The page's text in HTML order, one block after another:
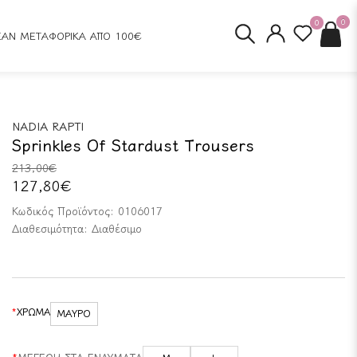
ΜΕΤΑΦΟΡΙΚΑ ΑΠΟ 100€
0 0
NADIA RAPTI
Sprinkles Of Stardust Trousers
213,00€
127,80€
Κωδικός Προϊόντος: 0106017
Διαθεσιμότητα: Διαθέσιμο
ΧΡΩΜΑ ΜΑΥΡΟ